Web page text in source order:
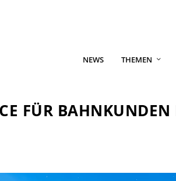
NEWS THEMEN
FÜR